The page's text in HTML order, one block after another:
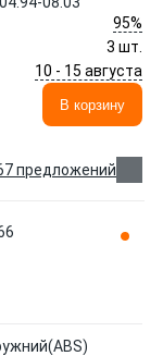
95%
3 шт.
10 - 15 августа
В корзину
предложений